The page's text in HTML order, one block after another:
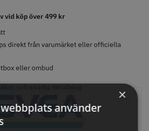
vid köp över 499 kr
direkt från varumärket eller officiella
eller ombud
- 70 mm
STORSÄLJARE
Jaguar Pre Style Relax Slice 5.5
×
använder